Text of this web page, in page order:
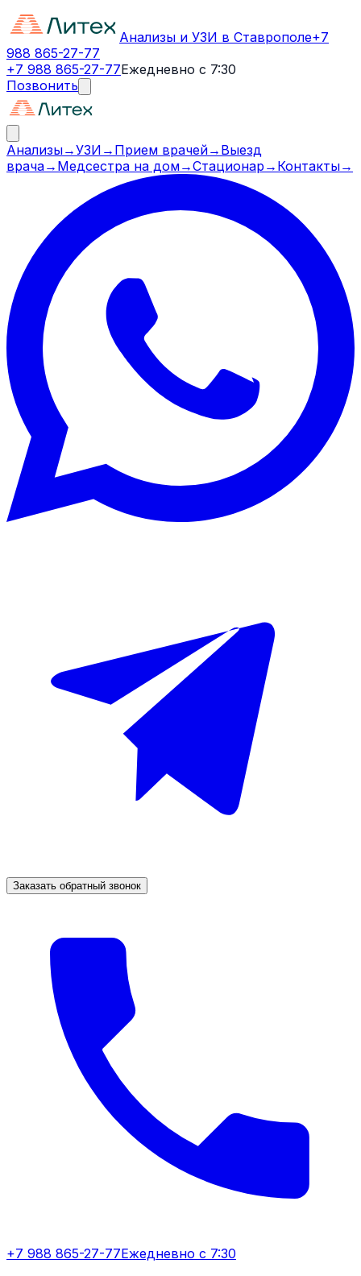
Анализы и УЗИ в Ставрополе+7
988 865-27-77
+7 988 865-27-77Ежедневно с 7:30
Позвонить
Анализы→УЗИ → Прием врачей→ Выезд
врача→ Медсестра на дом→Стационар → Контакты→
Заказать обратный звонок
+7 988 865-27-77Ежедневно с 7:30